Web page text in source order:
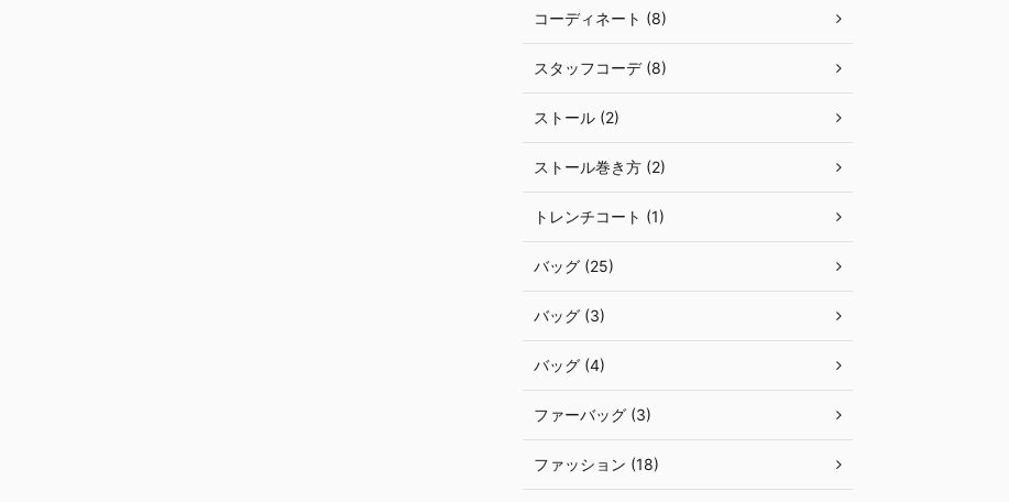
コーディネート (8)
スタッフコーデ (8)
ストール (2)
ストール巻き方 (2)
トレンチコート (1)
バッグ (25)
バッグ (3)
バッグ (4)
ファーバッグ (3)
ファッション (18)